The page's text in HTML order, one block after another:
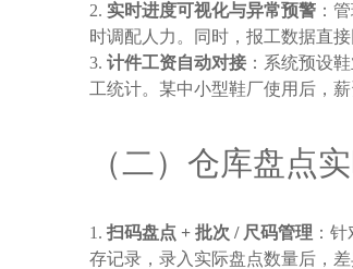
实时进度可视化与异常预警 ：
时调配人力。同时，报工数据直
计件工资自动对接 ：系统预设
工统计。某中小型鞋厂使用后，
（二）仓库盘点
扫码盘点 + 批次 / 尺码管理 ：
存记录，录入实际盘点数量后，